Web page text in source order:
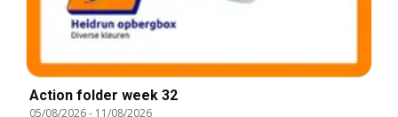
Action folder week 32
05/08/2026- 11/08/2026